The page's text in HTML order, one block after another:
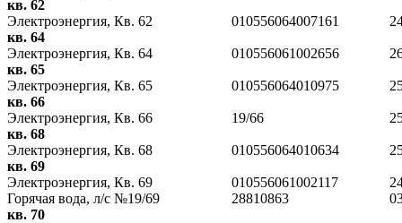
кв. 62
Электроэнергия, Кв. 62
010556064007161
кв. 64
Электроэнергия, Кв. 64
010556061002656
кв. 65
Электроэнергия, Кв. 65
010556064010975
кв. 66
Электроэнергия, Кв. 66
19/66
кв. 68
Электроэнергия, Кв. 68
010556064010634
кв. 69
Электроэнергия, Кв. 69
010556061002117
Горячая вода, л/с №19/69
28810863
кв. 70